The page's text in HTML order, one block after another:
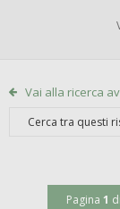
Vai alla ricerca
Pagina 1 di